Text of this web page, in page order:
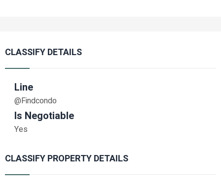
CLASSIFY DETAILS
Line
@Findcondo
Is Negotiable
Yes
CLASSIFY PROPERTY DETAILS